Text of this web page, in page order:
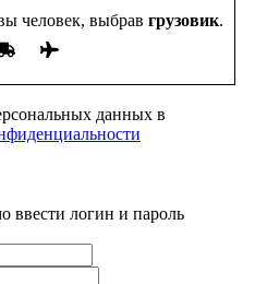
человек, выбрав грузовик.
данных в
ввести логин и пароль